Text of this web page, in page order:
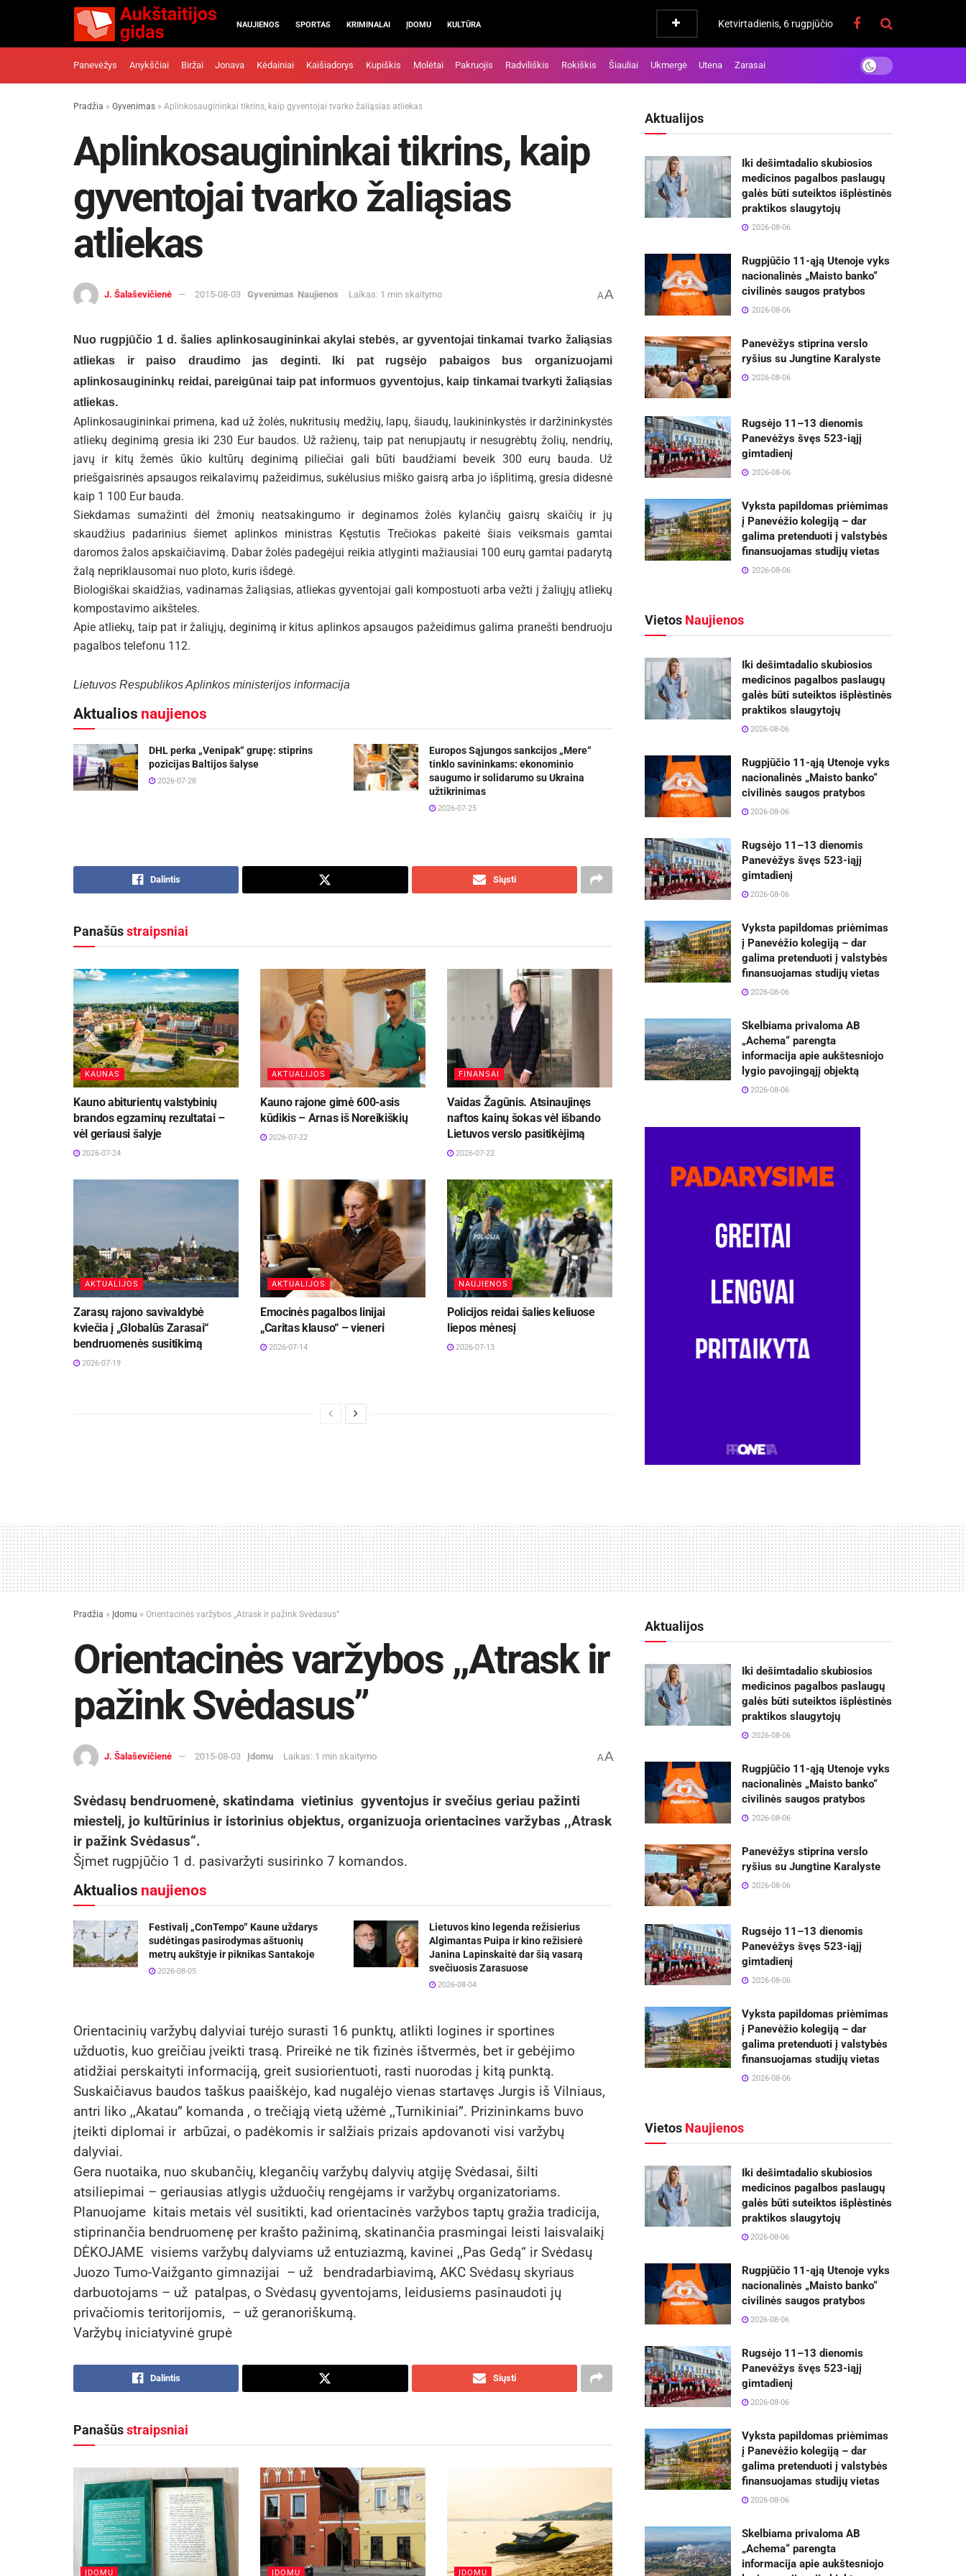
NAUJIENOS SPORTAS KRIMINALAI ĮDOMU KULTŪRA Ketvirtadienis, 6 rugpjūčio
Panevėžys Anykščiai Biržai Jonava Kėdainiai Kaišiadorys Kupiškis Molėtai Pakruojis Radviliškis Rokiškis Šiauliai Ukmergė Utena Zarasai
Pradžia » Gyvenimas » Aplinkosaugininkai tikrins, kaip gyventojai tvarko žaliąsias atliekas
Aplinkosaugininkai tikrins, kaip
gyventojai tvarko žaliąsias
atliekas
J. Šalaševičienė 2015-08-03 Gyvenimas Naujienos Laikas: 1 min skaitymo AA
Nuo rugpjūčio 1 d. šalies aplinkosaugininkai akylai stebės, ar gyventojai tinkamai tvarko žaliąsias
atliekas ir paiso draudimo jas deginti. Iki pat rugsėjo pabaigos bus organizuojami
aplinkosaugininkų reidai, pareigūnai taip pat informuos gyventojus, kaip tinkamai tvarkyti žaliąsias
atliekas.
Aplinkosaugininkai primena, kad už žolės, nukritusių medžių, lapų, šiaudų, laukininkystės ir daržininkystės
atliekų deginimą gresia iki 230 Eur baudos. Už ražienų, taip pat nenupjautų ir nesugrėbtų žolių, nendrių,
javų ir kitų žemės ūkio kultūrų deginimą piliečiai gali būti baudžiami beveik 300 eurų bauda. Už
priešgaisrinės apsaugos reikalavimų pažeidimus, sukėlusius miško gaisrą arba jo išplitimą, gresia didesnė
kaip 1 100 Eur bauda.
Siekdamas sumažinti dėl žmonių neatsakingumo ir deginamos žolės kylančių gaisrų skaičių ir jų
skaudžius padarinius šiemet aplinkos ministras Kęstutis Trečiokas pakeitė šiais veiksmais gamtai
daromos žalos apskaičiavimą. Dabar žolės padegėjui reikia atlyginti mažiausiai 100 eurų gamtai padarytą
žalą nepriklausomai nuo ploto, kuris išdegė.
Biologiškai skaidžias, vadinamas žaliąsias, atliekas gyventojai gali kompostuoti arba vežti į žaliųjų atliekų
kompostavimo aikšteles.
Apie atliekų, taip pat ir žaliųjų, deginimą ir kitus aplinkos apsaugos pažeidimus galima pranešti bendruoju
pagalbos telefonu 112.
Lietuvos Respublikos Aplinkos ministerijos informacija
Aktualios naujienos
DHL perka „Venipak“ grupę: stiprins
pozicijas Baltijos šalyse
2026-07-28
Europos Sąjungos sankcijos „Mere“
tinklo savininkams: ekonominio
saugumo ir solidarumo su Ukraina
užtikrinimas
2026-07-25
Dalintis Siųsti
Panašūsstraipsniai
KAUNAS
Kauno abiturientų valstybinių
brandos egzaminų rezultatai –
vėl geriausi šalyje
2026-07-24
AKTUALIJOS
Kauno rajone gimė 600-asis
kūdikis – Arnas iš Noreikiškių
2026-07-22
FINANSAI
Vaidas Žagūnis. Atsinaujinęs
naftos kainų šokas vėl išbando
Lietuvos verslo pasitikėjimą
2026-07-22
AKTUALIJOS
Zarasų rajono savivaldybė
kviečia į „Globalūs Zarasai“
bendruomenės susitikimą
2026-07-19
AKTUALIJOS
Emocinės pagalbos linijai
„Caritas klauso“ – vieneri
2026-07-14
NAUJIENOS
Policijos reidai šalies keliuose
liepos mėnesį
2026-07-13
Aktualijos
Iki dešimtadalio skubiosios
medicinos pagalbos paslaugų
galės būti suteiktos išplėstinės
praktikos slaugytojų
2026-08-06
Rugpjūčio 11-ąją Utenoje vyks
nacionalinės „Maisto banko“
civilinės saugos pratybos
2026-08-06
Panevėžys stiprina verslo
ryšius su Jungtine Karalyste
2026-08-06
Rugsėjo 11–13 dienomis
Panevėžys švęs 523-iąjį
gimtadienį
2026-08-06
Vyksta papildomas priėmimas
į Panevėžio kolegiją – dar
galima pretenduoti į valstybės
finansuojamas studijų vietas
2026-08-06
Vietos Naujienos
Iki dešimtadalio skubiosios
medicinos pagalbos paslaugų
galės būti suteiktos išplėstinės
praktikos slaugytojų
2026-08-06
Rugpjūčio 11-ąją Utenoje vyks
nacionalinės „Maisto banko“
civilinės saugos pratybos
2026-08-06
Rugsėjo 11–13 dienomis
Panevėžys švęs 523-iąjį
gimtadienį
2026-08-06
Vyksta papildomas priėmimas
į Panevėžio kolegiją – dar
galima pretenduoti į valstybės
finansuojamas studijų vietas
2026-08-06
Skelbiama privaloma AB
„Achema“ parengta
informacija apie aukštesniojo
lygio pavojingąjį objektą
2026-08-06
Pradžia » Įdomu » Orientacinės varžybos ,,Atrask ir pažink Svėdasus”
Orientacinės varžybos ,,Atrask ir
pažink Svėdasus”
J. Šalaševičienė 2015-08-03 Įdomu Laikas: 1 min skaitymo AA
Svėdasų bendruomenė, skatindama vietinius gyventojus ir svečius geriau pažinti
miestelį, jo kultūrinius ir istorinius objektus, organizuoja orientacines varžybas ,,Atrask
ir pažink Svėdasus“.
Šįmet rugpjūčio 1 d. pasivaržyti susirinko 7 komandos.
Aktualios naujienos
Festivalį „ConTempo“ Kaune uždarys
sudėtingas pasirodymas aštuonių
metrų aukštyje ir piknikas Santakoje
2026-08-05
Lietuvos kino legenda režisierius
Algimantas Puipa ir kino režisierė
Janina Lapinskaitė dar šią vasarą
svečiuosis Zarasuose
2026-08-04
Orientacinių varžybų dalyviai turėjo surasti 16 punktų, atlikti logines ir sportines
užduotis, kuo greičiau įveikti trasą. Prireikė ne tik fizinės ištvermės, bet ir gebėjimo
atidžiai perskaityti informaciją, greit susiorientuoti, rasti nuorodas į kitą punktą.
Suskaičiavus baudos taškus paaiškėjo, kad nugalėjo vienas startavęs Jurgis iš Vilniaus,
antri liko ,,Akatau” komanda , o trečiąją vietą užėmė ,,Turnikiniai”. Prizininkams buvo
įteikti diplomai ir arbūzai, o padėkomis ir salžiais prizais apdovanoti visi varžybų
dalyviai.
Gera nuotaika, nuo skubančių, klegančių varžybų dalyvių atgiję Svėdasai, šilti
atsiliepimai – geriausias atlygis užduočių rengėjams ir varžybų organizatoriams.
Planuojame kitais metais vėl susitikti, kad orientacinės varžybos taptų gražia tradicija,
stiprinančia bendruomenę per krašto pažinimą, skatinančia prasmingai leisti laisvalaikį
DĖKOJAME visiems varžybų dalyviams už entuziazmą, kavinei ,,Pas Gedą“ ir Svėdasų
Juozo Tumo-Vaižganto gimnazijai – už bendradarbiavimą, AKC Svėdasų skyriaus
darbuotojams – už patalpas, o Svėdasų gyventojams, leidusiems pasinaudoti jų
privačiomis teritorijomis, – už geranoriškumą.
Varžybų iniciatyvinė grupė
Dalintis Siųsti
Panašūsstraipsniai
ĮDOMU ĮDOMU ĮDOMU
Aktualijos
Iki dešimtadalio skubiosios
medicinos pagalbos paslaugų
galės būti suteiktos išplėstinės
praktikos slaugytojų
2026-08-06
Rugpjūčio 11-ąją Utenoje vyks
nacionalinės „Maisto banko“
civilinės saugos pratybos
2026-08-06
Panevėžys stiprina verslo
ryšius su Jungtine Karalyste
2026-08-06
Rugsėjo 11–13 dienomis
Panevėžys švęs 523-iąjį
gimtadienį
2026-08-06
Vyksta papildomas priėmimas
į Panevėžio kolegiją – dar
galima pretenduoti į valstybės
finansuojamas studijų vietas
2026-08-06
Vietos Naujienos
Iki dešimtadalio skubiosios
medicinos pagalbos paslaugų
galės būti suteiktos išplėstinės
praktikos slaugytojų
2026-08-06
Rugpjūčio 11-ąją Utenoje vyks
nacionalinės „Maisto banko“
civilinės saugos pratybos
2026-08-06
Rugsėjo 11–13 dienomis
Panevėžys švęs 523-iąjį
gimtadienį
2026-08-06
Vyksta papildomas priėmimas
į Panevėžio kolegiją – dar
galima pretenduoti į valstybės
finansuojamas studijų vietas
2026-08-06
Skelbiama privaloma AB
„Achema“ parengta
informacija apie aukštesniojo